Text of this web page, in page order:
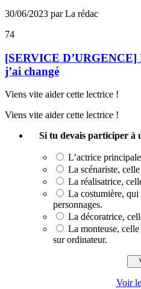
30/06/2023 par La rédac
74
[SERVICE D’URGENCE]
j’ai changé
Viens vite aider cette lectrice !
Viens vite aider cette lectrice !
Si tu devais participer
L’actrice
La scénariste,
La réalisatrice,
La costumière, qui
personnages.
La décoratrice,
La monteuse, celle
sur ordinateur.
Voir